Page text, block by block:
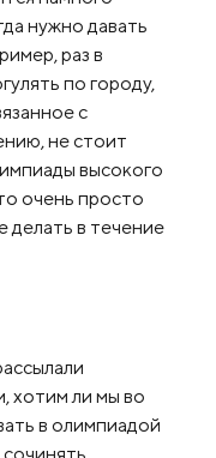
нужно давать
раз в
по городу,
с
не стоит
высокого
очень просто
делать в течение
хотим ли мы во
в олимпиадой